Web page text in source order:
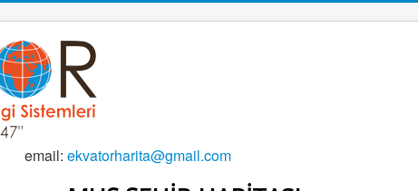
email: ekvatorharita@gmail.com